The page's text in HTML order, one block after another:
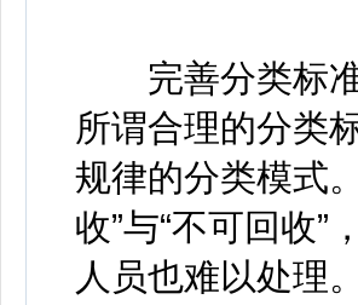
完善分类标准
所谓合理的分类
规律的分类模式
收”与“不可回收
人员也难以处理